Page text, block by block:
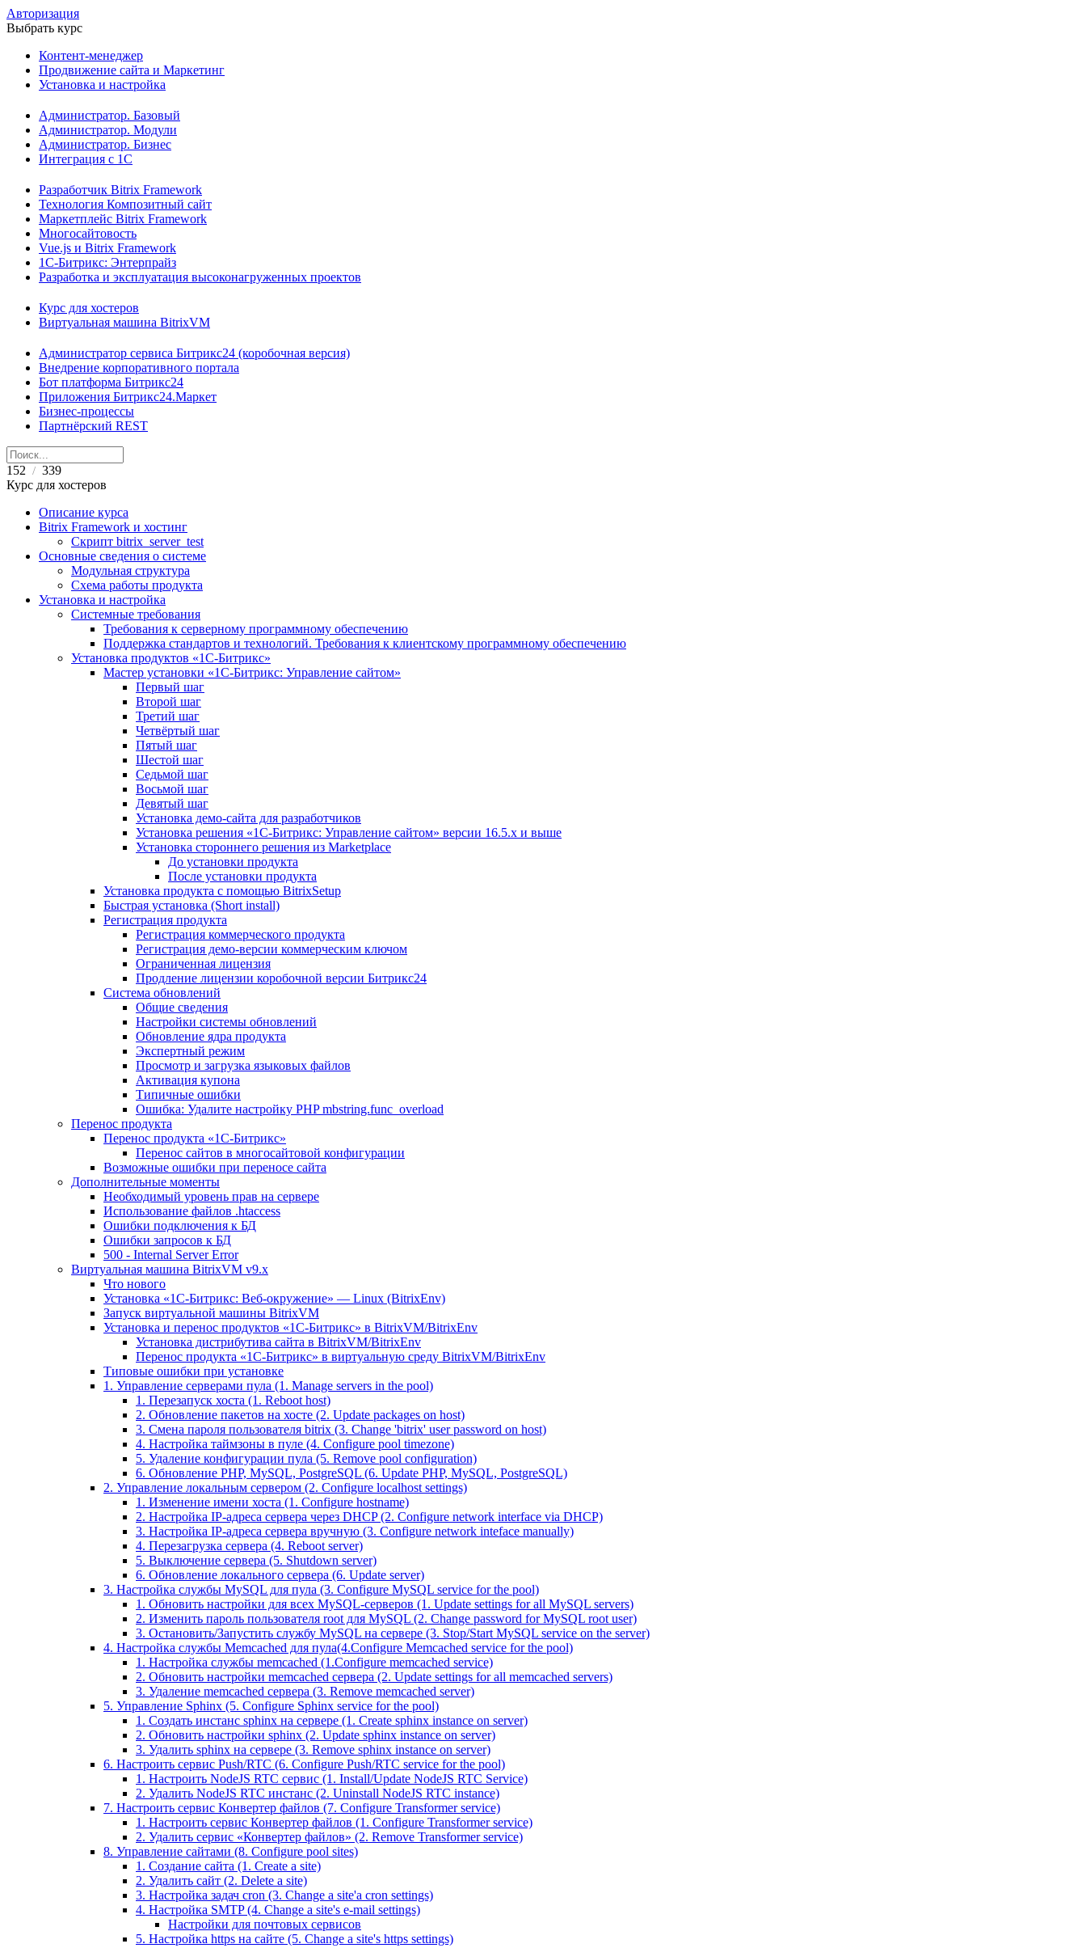
Авторизация
Выбрать курс
Контент-менеджер
Продвижение сайта и Маркетинг
Установка и настройка
Администратор. Базовый
Администратор. Модули
Администратор. Бизнес
Интеграция с 1С
Разработчик Bitrix Framework
Технология Композитный сайт
Маркетплейс Bitrix Framework
Многосайтовость
Vue.js и Bitrix Framework
1С-Битрикс: Энтерпрайз
Разработка и эксплуатация высоконагруженных проектов
Курс для хостеров
Виртуальная машина BitrixVM
Администратор сервиса Битрикс24 (коробочная версия)
Внедрение корпоративного портала
Бот платформа Битрикс24
Приложения Битрикс24.Маркет
Бизнес-процессы
Партнёрский REST
152 / 339
Курс для хостеров
Описание курса
Bitrix Framework и хостинг
Скрипт bitrix_server_test
Основные сведения о системе
Модульная структура
Схема работы продукта
Установка и настройка
Системные требования
Требования к серверному программному обеспечению
Поддержка стандартов и технологий. Требования к клиентскому программному обеспечению
Установка продуктов «1С-Битрикс»
Мастер установки «1C-Битрикс: Управление сайтом»
Первый шаг
Второй шаг
Третий шаг
Четвёртый шаг
Пятый шаг
Шестой шаг
Седьмой шаг
Восьмой шаг
Девятый шаг
Установка демо-сайта для разработчиков
Установка решения «1C-Битрикс: Управление сайтом» версии 16.5.х и выше
Установка стороннего решения из Marketplace
До установки продукта
После установки продукта
Установка продукта с помощью BitrixSetup
Быстрая установка (Short install)
Регистрация продукта
Регистрация коммерческого продукта
Регистрация демо-версии коммерческим ключом
Ограниченная лицензия
Продление лицензии коробочной версии Битрикс24
Система обновлений
Общие сведения
Настройки системы обновлений
Обновление ядра продукта
Экспертный режим
Просмотр и загрузка языковых файлов
Активация купона
Типичные ошибки
Ошибка: Удалите настройку PHP mbstring.func_overload
Перенос продукта
Перенос продукта «1C-Битрикс»
Перенос сайтов в многосайтовой конфигурации
Возможные ошибки при переносе сайта
Дополнительные моменты
Необходимый уровень прав на сервере
Использование файлов .htaccess
Ошибки подключения к БД
Ошибки запросов к БД
500 - Internal Server Error
Виртуальная машина BitrixVM v9.x
Что нового
Установка «1С-Битрикс: Веб-окружение» — Linux (BitrixEnv)
Запуск виртуальной машины BitrixVM
Установка и перенос продуктов «1С-Битрикс» в BitrixVM/BitrixEnv
Установка дистрибутива сайта в BitrixVM/BitrixEnv
Перенос продукта «1C-Битрикс» в виртуальную среду BitrixVM/BitrixEnv
Типовые ошибки при установке
1. Управление серверами пула (1. Manage servers in the pool)
1. Перезапуск хоста (1. Reboot host)
2. Обновление пакетов на хосте (2. Update packages on host)
3. Смена пароля пользователя bitrix (3. Change 'bitrix' user password on host)
4. Настройка таймзоны в пуле (4. Configure pool timezone)
5. Удаление конфигурации пула (5. Remove pool configuration)
6. Обновление PHP, MySQL, PostgreSQL (6. Update PHP, MySQL, PostgreSQL)
2. Управление локальным сервером (2. Configure localhost settings)
1. Изменение имени хоста (1. Configure hostname)
2. Настройка IP-адреса сервера через DHCP (2. Configure network interface via DHCP)
3. Настройка IP-адреса сервера вручную (3. Configure network inteface manually)
4. Перезагрузка сервера (4. Reboot server)
5. Выключение сервера (5. Shutdown server)
6. Обновление локального сервера (6. Update server)
3. Настройка службы MySQL для пула (3. Configure MySQL service for the pool)
1. Обновить настройки для всех MySQL-серверов (1. Update settings for all MySQL servers)
2. Изменить пароль пользователя root для MySQL (2. Change password for MySQL root user)
3. Остановить/Запустить службу MySQL на сервере (3. Stop/Start MySQL service on the server)
4. Настройка службы Memcached для пула(4.Configure Memcached service for the pool)
1. Настройка службы memcached (1.Configure memcached service)
2. Обновить настройки memcached сервера (2. Update settings for all memcached servers)
3. Удаление memcached сервера (3. Remove memcached server)
5. Управление Sphinx (5. Configure Sphinx service for the pool)
1. Создать инстанс sphinx на сервере (1. Create sphinx instance on server)
2. Обновить настройки sphinx (2. Update sphinx instance on server)
3. Удалить sphinx на сервере (3. Remove sphinx instance on server)
6. Настроить сервис Push/RTC (6. Configure Push/RTC service for the pool)
1. Настроить NodeJS RTC сервис (1. Install/Update NodeJS RTC Service)
2. Удалить NodeJS RTC инстанс (2. Uninstall NodeJS RTC instance)
7. Настроить сервис Конвертер файлов (7. Configure Transformer service)
1. Настроить сервис Конвертер файлов (1. Configure Transformer service)
2. Удалить сервис «Конвертер файлов» (2. Remove Transformer service)
8. Управление сайтами (8. Configure pool sites)
1. Создание сайта (1. Create a site)
2. Удалить сайт (2. Delete a site)
3. Настройка задач cron (3. Change a site'a cron settings)
4. Настройка SMTP (4. Change a site's e-mail settings)
Настройки для почтовых сервисов
5. Настройка https на сайте (5. Change a site's https settings)